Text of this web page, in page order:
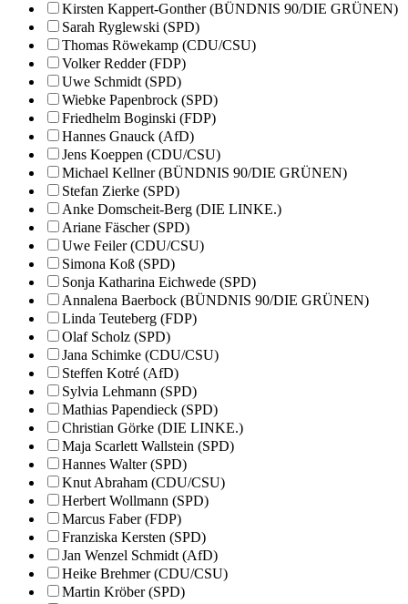
Kirsten Kappert-Gonther (BÜNDNIS 90/DIE GRÜNEN)
Sarah Ryglewski (SPD)
Thomas Röwekamp (CDU/CSU)
Volker Redder (FDP)
Uwe Schmidt (SPD)
Wiebke Papenbrock (SPD)
Friedhelm Boginski (FDP)
Hannes Gnauck (AfD)
Jens Koeppen (CDU/CSU)
Michael Kellner (BÜNDNIS 90/DIE GRÜNEN)
Stefan Zierke (SPD)
Anke Domscheit-Berg (DIE LINKE.)
Ariane Fäscher (SPD)
Uwe Feiler (CDU/CSU)
Simona Koß (SPD)
Sonja Katharina Eichwede (SPD)
Annalena Baerbock (BÜNDNIS 90/DIE GRÜNEN)
Linda Teuteberg (FDP)
Olaf Scholz (SPD)
Jana Schimke (CDU/CSU)
Steffen Kotré (AfD)
Sylvia Lehmann (SPD)
Mathias Papendieck (SPD)
Christian Görke (DIE LINKE.)
Maja Scarlett Wallstein (SPD)
Hannes Walter (SPD)
Knut Abraham (CDU/CSU)
Herbert Wollmann (SPD)
Marcus Faber (FDP)
Franziska Kersten (SPD)
Jan Wenzel Schmidt (AfD)
Heike Brehmer (CDU/CSU)
Martin Kröber (SPD)